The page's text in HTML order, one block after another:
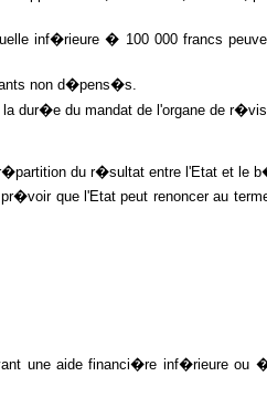
inf�rieure � 100 000 francs
non d�pens�s.
dur�e du mandat de l'organe de
du r�sultat entre l'Etat et
que l'Etat peut renoncer au
une aide financi�re inf�rieure ou